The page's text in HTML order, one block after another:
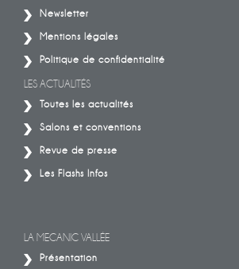
Newsletter
Mentions légales
Politique de confidentialité
LES ACTUALITÉS
Toutes les actualités
Salons et conventions
Revue de presse
Les Flashs Infos
LA MECANIC VALLÉE
Présentation